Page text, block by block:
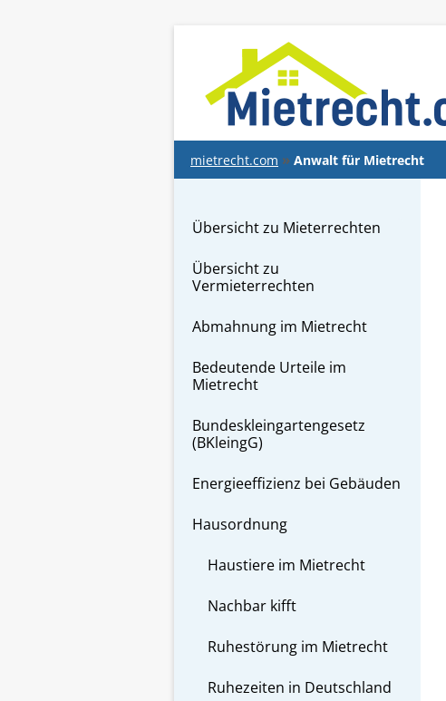
mietrecht.com Anwalt für Mietrecht
Übersicht zu Mieterrechten
Übersicht zu
Vermieterrechten
Abmahnung im Mietrecht
Bedeutende Urteile im
Mietrecht
Bundeskleingartengesetz
(BKleingG)
Energieeffizienz bei Gebäuden
Hausordnung
Haustiere im Mietrecht
Nachbar kifft
Ruhestörung im Mietrecht
Ruhezeiten in Deutschland